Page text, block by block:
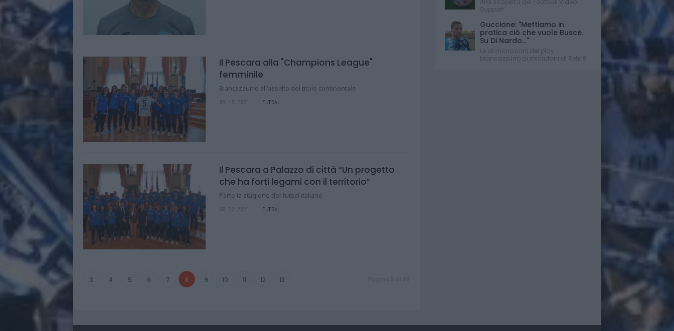
Il Pescara alla "Champions League"
femminile
Biancazzurre all'assalto del titolo continentale
08.10.2021 FUTSAL
Il Pescara a Palazzo di città “Un progetto
che ha forti legami con il territorio”
Parte la stagione del futsal italiano
06.10.2021 FUTSAL
3 4 5 6 7 8 9 10 11 12 13
Alla scoperta del Football Video
Support
Guccione: "Mettiamo in
pratica ciò che vuole Buscè.
Su Di Nardo..."
Le dichiarazioni del play
biancazzurro ai microfoni di Rete 8